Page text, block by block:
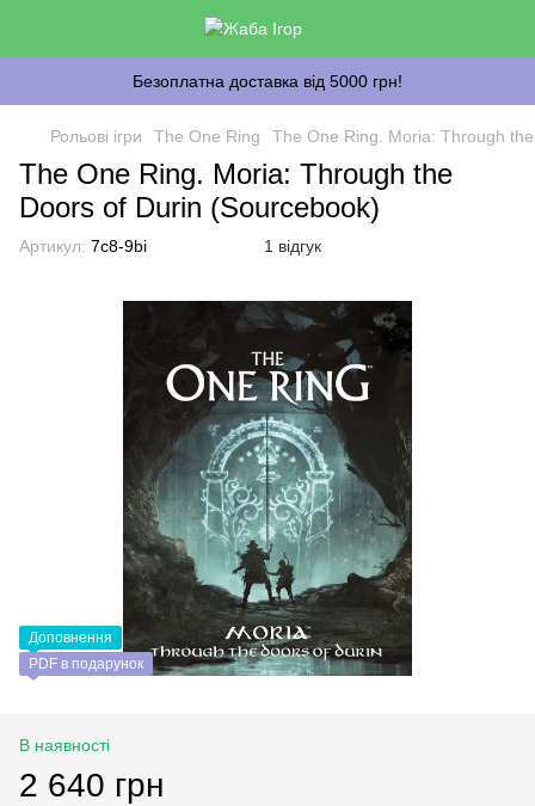
Безоплатна доставка від 5000 грн!
Рольові ігри The One Ring The One Ring. Moria: Through
The One Ring. Moria: Through the
Doors of Durin (Sourcebook)
Артикул: 7c8-9bi 1 відгук
Доповнення
PDF в подарунок
В наявності
2 640 грн